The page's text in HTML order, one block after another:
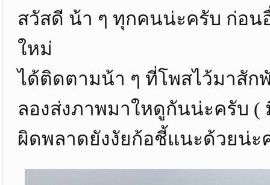
สวัสดี น้า ๆ ทุกคนน่ะครับ ก่อ
ใหม่
ได้ติดตามน้า ๆ ที่โพสไว้มาสั
ลองส่งภาพมาใหดูกันน่ะครับ
ผิดพลาดยังงัยก้อชี้แนะด้วยน่ะ